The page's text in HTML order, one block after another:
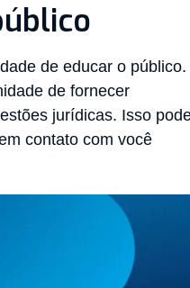
de educar o público.
de fornecer
jurídicas. Isso
contato com você